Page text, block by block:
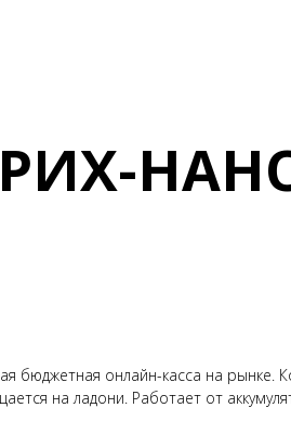
бюджетная онлайн-касса на рынке.
на ладони. Работает от